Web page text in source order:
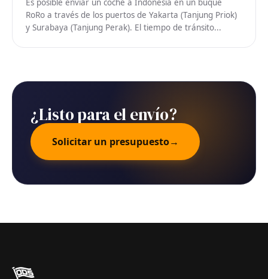
Es posible enviar un coche a Indonesia en un buque
RoRo a través de los puertos de Yakarta (Tanjung Priok)
y Surabaya (Tanjung Perak). El tiempo de tránsito...
¿Listo para el envío?
Solicitar un presupuesto→